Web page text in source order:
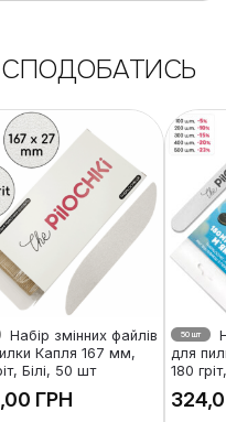
Набір змінних файлів
Капля 167 мм,
Білі, 50 шт
ГРН
50 шт
для
180